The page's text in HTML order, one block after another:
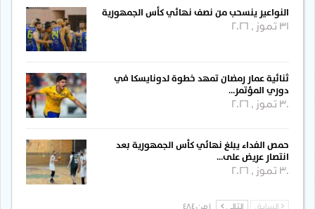
النواعير ينسحب من نصف نهائي كأس الجمهورية
31 تموز , 2026
ثنائية عمار رمضان تمهد خطوة لدونايسكا في
دوري المؤتمر…
30 تموز , 2026
حمص الفداء يبلغ نهائي كأس الجمهورية بعد
انتصار عريض على…
30 تموز , 2026